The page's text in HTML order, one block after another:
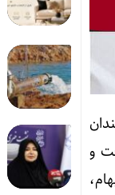
هم کاهش یافت و